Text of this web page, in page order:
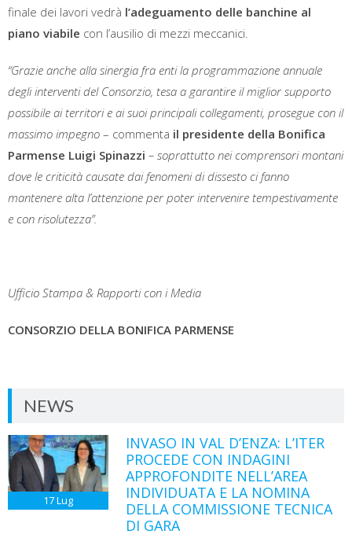
finale dei lavori vedrà l’adeguamento delle banchine al
piano viabile con l’ausilio di mezzi meccanici.
“Grazie anche alla sinergia fra enti la programmazione annuale
degli interventi del Consorzio, tesa a garantire il miglior supporto
possibile ai territori e ai suoi principali collegamenti, prosegue con il
massimo impegno – commenta il presidente della Bonifica
Parmense Luigi Spinazzi – soprattutto nei comprensori montani
dove le criticità causate dai fenomeni di dissesto ci fanno
mantenere alta l’attenzione per poter intervenire tempestivamente
e con risolutezza”.
Ufficio Stampa & Rapporti con i Media
CONSORZIO DELLA BONIFICA PARMENSE
NEWS
17Lug
INVASO IN VAL D’ENZA: L’ITER
PROCEDE CON INDAGINI
APPROFONDITE NELL’AREA
INDIVIDUATA E LA NOMINA
DELLA COMMISSIONE TECNICA
DI GARA